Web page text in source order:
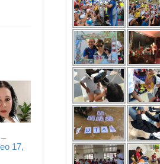
17,